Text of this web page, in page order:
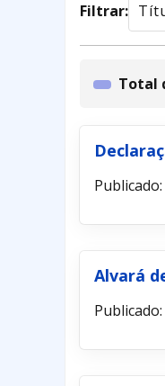
Filtrar:
Total
Alvará